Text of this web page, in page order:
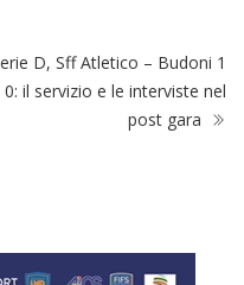
Serie D, Sff Atletico – Budoni 1